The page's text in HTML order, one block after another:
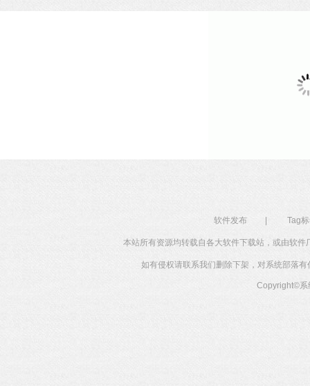
软件发布 Tag
本站所有资源均转载自各大软件下载站，或由软
如有侵权请联系我们删除下架，对系统部落
Copyright©系